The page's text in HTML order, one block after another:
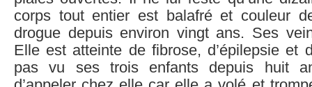
corps tout entier est balafré et couleur
drogue depuis environ vingt ans. Ses
Elle est atteinte de fibrose, d’épilepsie et
pas vu ses trois enfants depuis huit